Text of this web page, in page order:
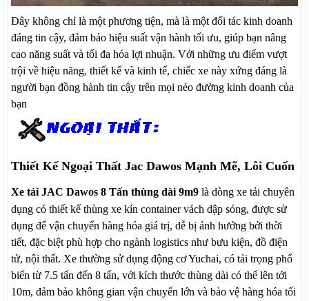
Đây không chỉ là một phương tiện, mà là một đối tác kinh doanh
đáng tin cậy, đảm bảo hiệu suất vận hành tối ưu, giúp bạn nâng
cao năng suất và tối đa hóa lợi nhuận. Với những ưu điểm vượt
trội về hiệu năng, thiết kế và kinh tế, chiếc xe này xứng đáng là
người bạn đồng hành tin cậy trên mọi nẻo đường kinh doanh của
bạn
Thiết Kế Ngoại Thất Jac Dawos Mạnh Mẽ, Lôi Cuốn
Xe tải JAC Dawos 8 Tấn thùng dài 9m9 là dòng xe tải chuyên
dụng có thiết kế thùng xe kín container vách dập sóng, được sử
dụng để vận chuyển hàng hóa giá trị, dễ bị ảnh hưởng bởi thời
tiết, đặc biệt phù hợp cho ngành logistics như bưu kiện, đồ điện
tử, nội thất. Xe thường sử dụng động cơ Yuchai, có tải trọng phổ
biến từ 7.5 tấn đến 8 tấn, với kích thước thùng dài có thể lên tới
10m, đảm bảo không gian vận chuyển lớn và bảo vệ hàng hóa tối